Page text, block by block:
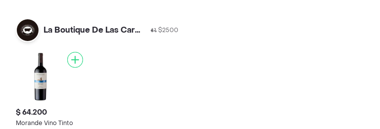
La Boutique De Las Carnes $2500
$ 64.200
Morande Vino Tinto